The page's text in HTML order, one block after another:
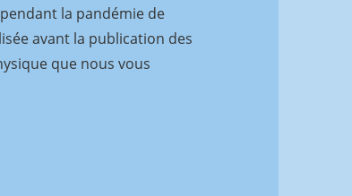
la pandémie de
avant la publication des
que nous vous